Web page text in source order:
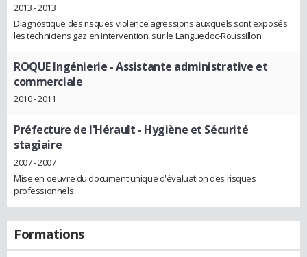
2013 - 2013
Diagnostique des risques violence agressions auxquels sont exposés
les techniciens gaz en intervention, sur le Languedoc-Roussillon.
ROQUE Ingénierie - Assistante administrative et
commerciale
2010 - 2011
Préfecture de l'Hérault - Hygiène et Sécurité
stagiaire
2007 - 2007
Mise en oeuvre du document unique d'évaluation des risques
professionnels
Formations